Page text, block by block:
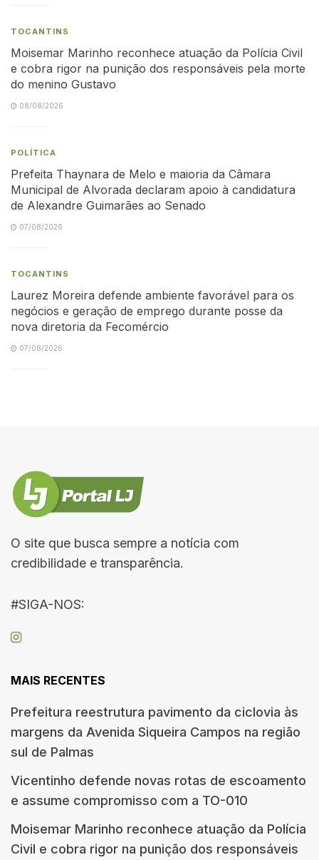
TOCANTINS
Moisemar Marinho reconhece atuação da Polícia Civil
e cobra rigor na punição dos responsáveis pela morte
do menino Gustavo
08/08/2026
POLÍTICA
Prefeita Thaynara de Melo e maioria da Câmara
Municipal de Alvorada declaram apoio à candidatura
de Alexandre Guimarães ao Senado
07/08/2026
TOCANTINS
Laurez Moreira defende ambiente favorável para os
negócios e geração de emprego durante posse da
nova diretoria da Fecomércio
07/08/2026
O site que busca sempre a notícia com
credibilidade e transparência.
#SIGA-NOS:
MAIS RECENTES
Prefeitura reestrutura pavimento da ciclovia às
margens da Avenida Siqueira Campos na região
sul de Palmas
Vicentinho defende novas rotas de escoamento
e assume compromisso com a TO-010
Moisemar Marinho reconhece atuação da Polícia
Civil e cobra rigor na punição dos responsáveis